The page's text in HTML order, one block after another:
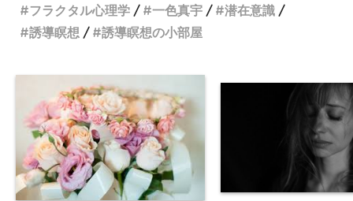
フラクタル心理学 一色真宇
潜在意識
誘導瞑想
誘導瞑想の小部屋